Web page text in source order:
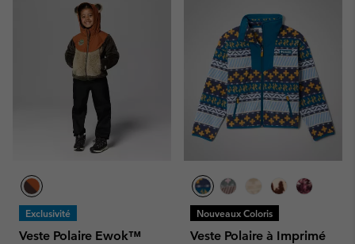
Exclusivité
Veste Polaire Ewok™
Nouveaux Coloris
Veste Polaire à Imprimé